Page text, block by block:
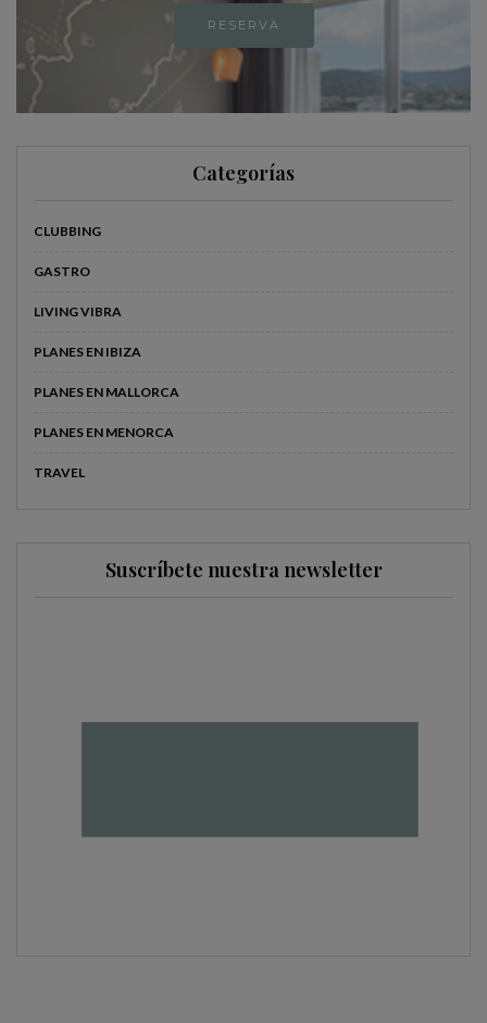
RESERVA
Categorías
CLUBBING
GASTRO
LIVING VIBRA
PLANES EN IBIZA
PLANES EN MALLORCA
PLANES EN MENORCA
TRAVEL
Suscríbete nuestra newsletter